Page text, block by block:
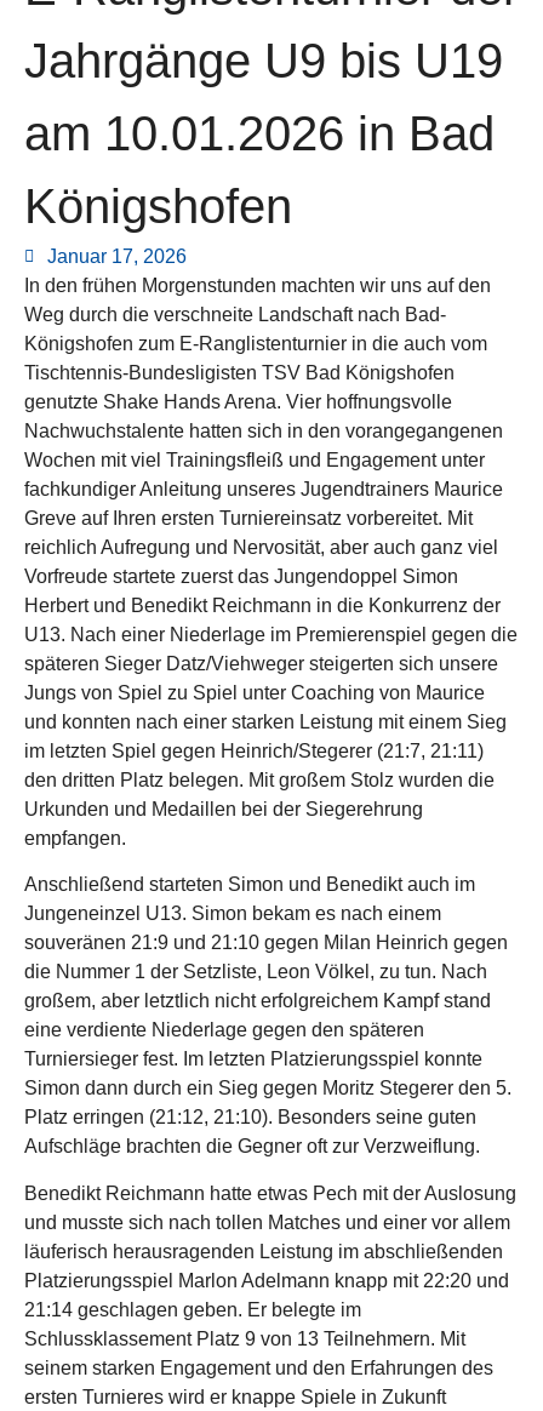
Jahrgänge U9 bis U19
am 10.01.2026 in Bad
Königshofen
Januar 17, 2026
In den frühen Morgenstunden machten wir uns auf den
Weg durch die verschneite Landschaft nach Bad-
Königshofen zum E-Ranglistenturnier in die auch vom
Tischtennis-Bundesligisten TSV Bad Königshofen
genutzte Shake Hands Arena. Vier hoffnungsvolle
Nachwuchstalente hatten sich in den vorangegangenen
Wochen mit viel Trainingsfleiß und Engagement unter
fachkundiger Anleitung unseres Jugendtrainers Maurice
Greve auf Ihren ersten Turniereinsatz vorbereitet. Mit
reichlich Aufregung und Nervosität, aber auch ganz viel
Vorfreude startete zuerst das Jungendoppel Simon
Herbert und Benedikt Reichmann in die Konkurrenz der
U13. Nach einer Niederlage im Premierenspiel gegen die
späteren Sieger Datz/Viehweger steigerten sich unsere
Jungs von Spiel zu Spiel unter Coaching von Maurice
und konnten nach einer starken Leistung mit einem Sieg
im letzten Spiel gegen Heinrich/Stegerer (21:7, 21:11)
den dritten Platz belegen. Mit großem Stolz wurden die
Urkunden und Medaillen bei der Siegerehrung
empfangen.
Anschließend starteten Simon und Benedikt auch im
Jungeneinzel U13. Simon bekam es nach einem
souveränen 21:9 und 21:10 gegen Milan Heinrich gegen
die Nummer 1 der Setzliste, Leon Völkel, zu tun. Nach
großem, aber letztlich nicht erfolgreichem Kampf stand
eine verdiente Niederlage gegen den späteren
Turniersieger fest. Im letzten Platzierungsspiel konnte
Simon dann durch ein Sieg gegen Moritz Stegerer den 5.
Platz erringen (21:12, 21:10). Besonders seine guten
Aufschläge brachten die Gegner oft zur Verzweiflung.
Benedikt Reichmann hatte etwas Pech mit der Auslosung
und musste sich nach tollen Matches und einer vor allem
läuferisch herausragenden Leistung im abschließenden
Platzierungsspiel Marlon Adelmann knapp mit 22:20 und
21:14 geschlagen geben. Er belegte im
Schlussklassement Platz 9 von 13 Teilnehmern. Mit
seinem starken Engagement und den Erfahrungen des
ersten Turnieres wird er knappe Spiele in Zukunft